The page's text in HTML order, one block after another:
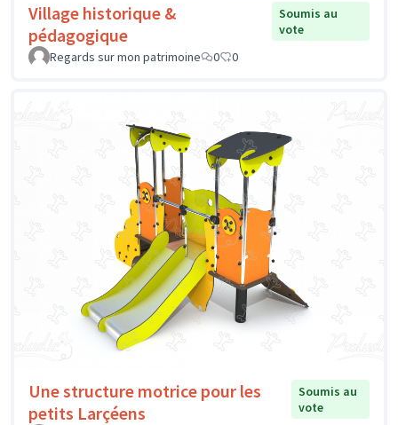
Village historique &
pédagogique
Soumis au
vote
Regards sur mon patrimoine
0 0
Une structure motrice pour les
petits Larçéens
Soumis au
vote